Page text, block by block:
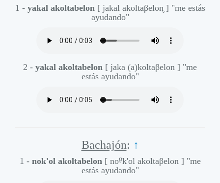
1 - yakal akoltabelon [ jakal akoltaβelon̥ ] "me estás
ayudando"
2 - yakal akoltabelon [ jaka (a)koltaβelon ] "me
estás ayudando"
Bachajón: ↑
1 - nok'ol akoltabelon [ noo̰k'ol akoltaβelon ] "me
estás ayudando"